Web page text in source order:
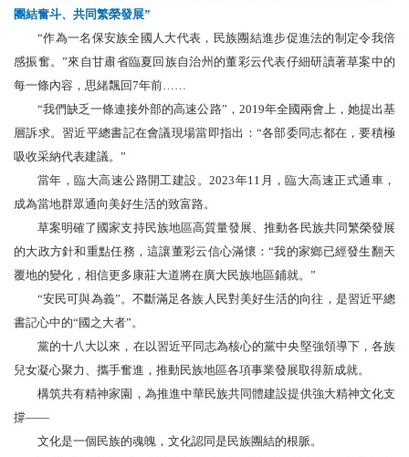
團結奮斗、共同繁榮發展”
“作為一名保安族全國人大代表，民族團結進步促進法的制定令我倍
感振奮。”來自甘肅省臨夏回族自治州的董彩云代表仔細研讀著草案中的
每一條內容，思緒飄回7年前……
“我們缺乏一條連接外部的高速公路”，2019年全國兩會上，她提出基
層訴求。習近平總書記在會議現場當即指出：“各部委同志都在，要積極
吸收采納代表建議。”
當年，臨大高速公路開工建設。2023年11月，臨大高速正式通車，
成為當地群眾通向美好生活的致富路。
草案明確了國家支持民族地區高質量發展、推動各民族共同繁榮發展
的大政方針和重點任務，這讓董彩云信心滿懷：“我的家鄉已經發生翻天
覆地的變化，相信更多康莊大道將在廣大民族地區鋪就。”
“安民可與為義”。不斷滿足各族人民對美好生活的向往，是習近平總
書記心中的“國之大者”。
黨的十八大以來，在以習近平同志為核心的黨中央堅強領導下，各族
兒女凝心聚力、攜手奮進，推動民族地區各項事業發展取得新成就。
構筑共有精神家園，為推進中華民族共同體建設提供強大精神文化支
撐——
文化是一個民族的魂魄，文化認同是民族團結的根脈。